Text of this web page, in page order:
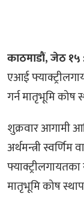
काठमाडौं, जेठ १५
एआई
गर्न मातृभूमि कोष
शुक्रवार आगामी
अर्थमन्त्री
मातृभूमि कोष